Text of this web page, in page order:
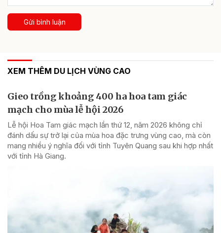
Gửi bình luận
XEM THÊM DU LỊCH VÙNG CAO
Gieo trồng khoảng 400 ha hoa tam giác
mạch cho mùa lễ hội 2026
Lễ hội Hoa Tam giác mạch lần thứ 12, năm 2026 không chỉ
đánh dấu sự trở lại của mùa hoa đặc trưng vùng cao, mà còn
mang nhiều ý nghĩa đối với tỉnh Tuyên Quang sau khi hợp nhất
với tỉnh Hà Giang.